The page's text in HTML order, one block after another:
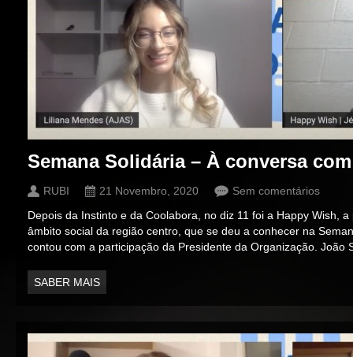
Semana Solidária – À conversa
RUBI 21 Novembro, 2020
Sem comentários
Depois da Instinto e da Coolabora, no diz 11 foi a Happy Wish,
âmbito social da região centro, que se deu a conhecer na
contou com a participação da Presidente da Organização. João
SABER MAIS